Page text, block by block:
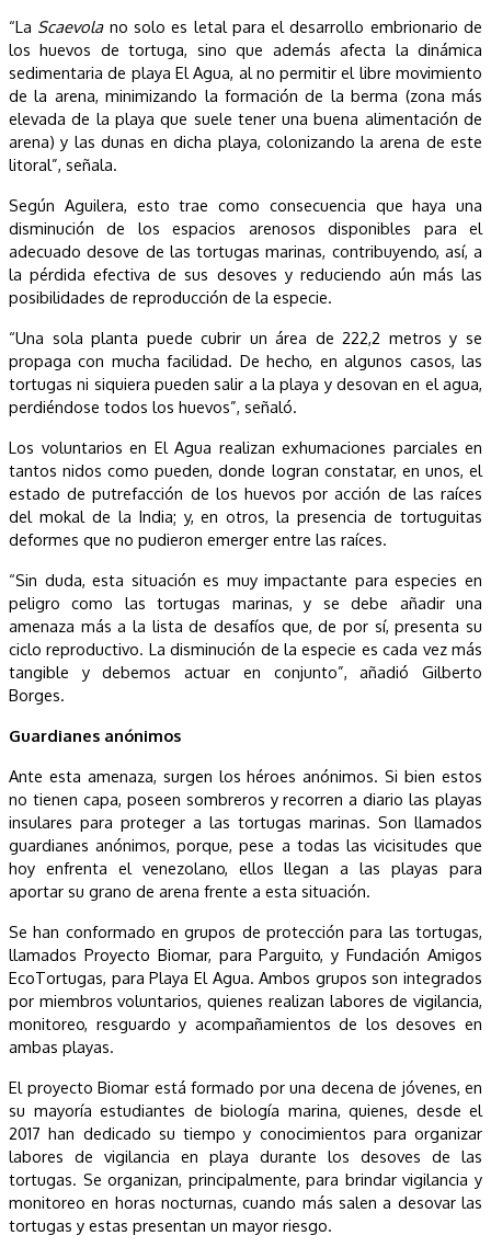
“La Scaevolano solo es letal para el desarrollo embrionario de
los huevos de tortuga, sino que además afecta la dinámica
sedimentaria de playa El Agua, al no permitir el libre movimiento
de la arena, minimizando la formación de la berma (zona más
elevada de la playa que suele tener una buena alimentación de
arena) y las dunas en dicha playa, colonizando la arena de este
litoral”, señala.
Según Aguilera, esto trae como consecuencia que haya una
disminución de los espacios arenosos disponibles para el
adecuado desove de las tortugas marinas, contribuyendo, así, a
la pérdida efectiva de sus desoves y reduciendo aún más las
posibilidades de reproducción de la especie.
“Una sola planta puede cubrir un área de 222,2 metros y se
propaga con mucha facilidad. De hecho, en algunos casos, las
tortugas ni siquiera pueden salir a la playa y desovan en el agua,
perdiéndose todos los huevos”, señaló.
Los voluntarios en El Agua realizan exhumaciones parciales en
tantos nidos como pueden, donde logran constatar, en unos, el
estado de putrefacción de los huevos por acción de las raíces
del mokal de la India; y, en otros, la presencia de tortuguitas
deformes que no pudieron emerger entre las raíces.
“Sin duda, esta situación es muy impactante para especies en
peligro como las tortugas marinas, y se debe añadir una
amenaza más a la lista de desafíos que, de por sí, presenta su
ciclo reproductivo. La disminución de la especie es cada vez más
tangible y debemos actuar en conjunto”, añadió Gilberto
Borges.
Guardianes anónimos
Ante esta amenaza, surgen los héroes anónimos. Si bien estos
no tienen capa, poseen sombreros y recorren a diario las playas
insulares para proteger a las tortugas marinas. Son llamados
guardianes anónimos, porque, pese a todas las vicisitudes que
hoy enfrenta el venezolano, ellos llegan a las playas para
aportar su grano de arena frente a esta situación.
Se han conformado en grupos de protección para las tortugas,
llamados Proyecto Biomar, para Parguito, y Fundación Amigos
EcoTortugas, para Playa El Agua. Ambos grupos son integrados
por miembros voluntarios, quienes realizan labores de vigilancia,
monitoreo, resguardo y acompañamientos de los desoves en
ambas playas.
El proyecto Biomar está formado por una decena de jóvenes, en
su mayoría estudiantes de biología marina, quienes, desde el
2017 han dedicado su tiempo y conocimientos para organizar
labores de vigilancia en playa durante los desoves de las
tortugas. Se organizan, principalmente, para brindar vigilancia y
monitoreo en horas nocturnas, cuando más salen a desovar las
tortugas y estas presentan un mayor riesgo.